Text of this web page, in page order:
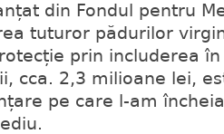
din Fondul pentru
tuturor pădurilor
prin includerea în
cca. 2,3 milioane lei,
pe care l-am